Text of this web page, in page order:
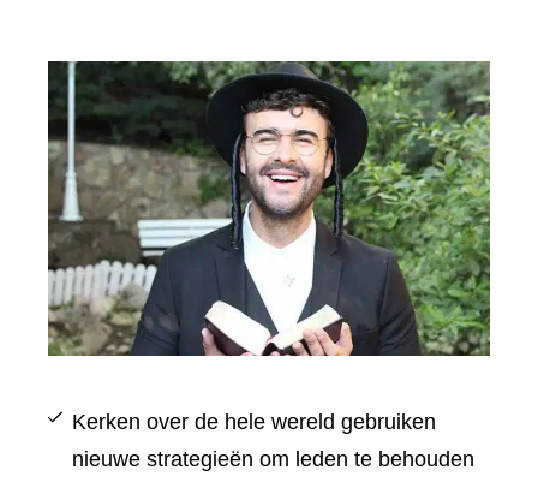
Kerken over de hele wereld gebruiken
nieuwe strategieën om leden te behouden